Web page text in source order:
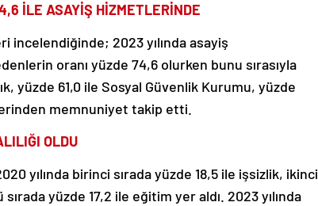
İLE ASAYİŞ HİZMETLERİNDE
2023 yılında asayiş
oranı yüzde 74,6 olurken bunu sırasıyla
yüzde 61,0 ile Sosyal Güvenlik Kurumu, yüzde
memnuniyet takip etti.
OLDU
yılında birinci sırada yüzde 18,5 ile işsizlik, ikinci
yüzde 17,2 ile eğitim yer aldı. 2023 yılında